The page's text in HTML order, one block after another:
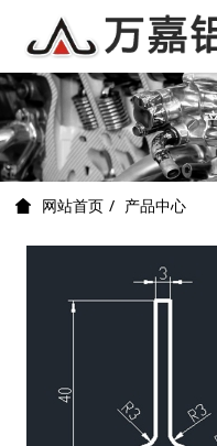
网站首页 产品中心